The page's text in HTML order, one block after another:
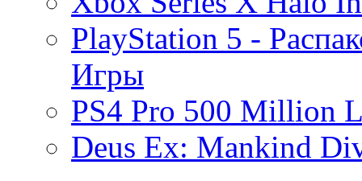
PlayStation 5 -
Игры
PS4 Pro 500 Million
Deus Ex: Mankind